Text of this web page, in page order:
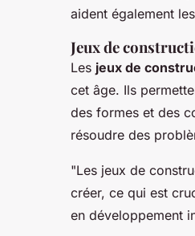
aident également
Jeux de
Les jeux de
cet âge. Ils
des formes et des
résoudre des
"Les jeux de
créer, ce qui est
en développement